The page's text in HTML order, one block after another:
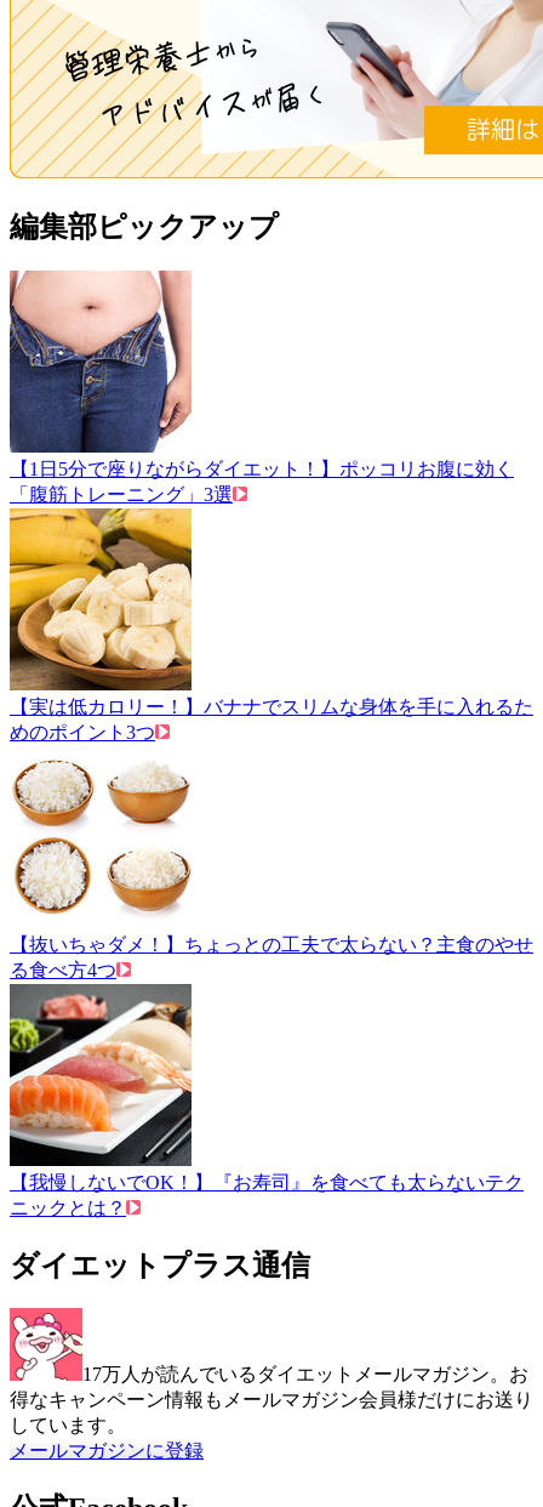
編集部ピックアップ
【1日5分で座りながらダイエット！】ポッコリお腹に効く
「腹筋トレーニング」3選
【実は低カロリー！】バナナでスリムな身体を手に入れるた
めのポイント3つ
【抜いちゃダメ！】ちょっとの工夫で太らない？主食のやせ
る食べ方4つ
【我慢しないでOK！】『お寿司』を食べても太らないテク
ニックとは？
ダイエットプラス通信
17万人が読んでいるダイエットメールマガジン。お
得なキャンペーン情報もメールマガジン会員様だけにお送り
しています。
メールマガジンに登録